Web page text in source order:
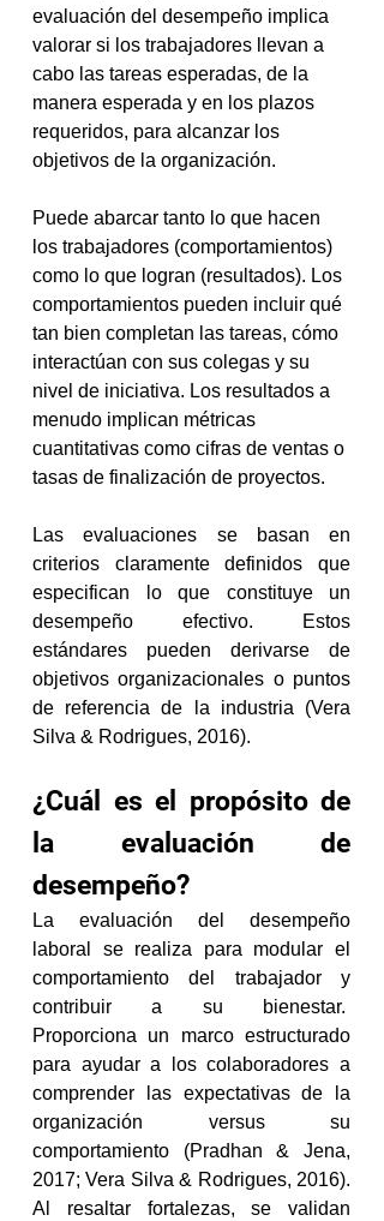
evaluación del desempeño implica
valorar si los trabajadores llevan a
cabo las tareas esperadas, de la
manera esperada y en los plazos
requeridos, para alcanzar los
objetivos de la organización.
Puede abarcar tanto lo que hacen
los trabajadores (comportamientos)
como lo que logran (resultados). Los
comportamientos pueden incluir qué
tan bien completan las tareas, cómo
interactúan con sus colegas y su
nivel de iniciativa. Los resultados a
menudo implican métricas
cuantitativas como cifras de ventas o
tasas de finalización de proyectos.
Las evaluaciones se basan en
criterios claramente definidos que
especifican lo que constituye un
desempeño efectivo. Estos
estándares pueden derivarse de
objetivos organizacionales o puntos
de referencia de la industria (Vera
Silva & Rodrigues, 2016).
¿Cuál es el propósito de
la evaluación de
desempeño?
La evaluación del desempeño
laboral se realiza para modular el
comportamiento del trabajador y
contribuir a su bienestar.
Proporciona un marco estructurado
para ayudar a los colaboradores a
comprender las expectativas de la
organización versus su
comportamiento (Pradhan & Jena,
2017; Vera Silva & Rodrigues, 2016).
Al resaltar fortalezas, se validan